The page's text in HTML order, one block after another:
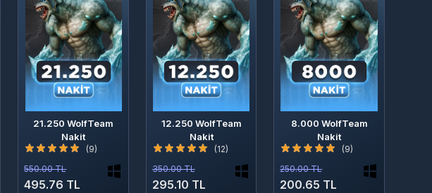
21.250 WolfTeam
Nakit
(9)
550.00 TL
495.76 TL
12.250 WolfTeam
Nakit
(12)
350.00 TL
295.10 TL
8.000 WolfTeam
Nakit
(9)
250.00 TL
200.65 TL